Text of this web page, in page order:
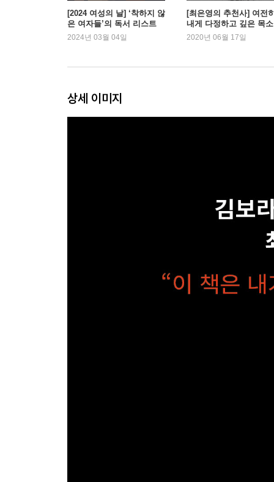
[2024 여성의 날] ‘착하지 않
은 여자들’의 독서 리스트
2024년 03월 04일
[최은영의 추천사] 여전
내게 다정하고 깊은 목
2020년 06월 17일
상세 이미지